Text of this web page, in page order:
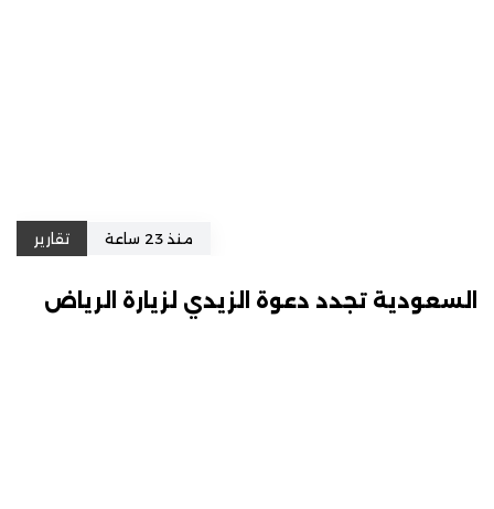
منذ 23 ساعة تقارير
السعودية تجدد دعوة الزيدي لزيارة الرياض